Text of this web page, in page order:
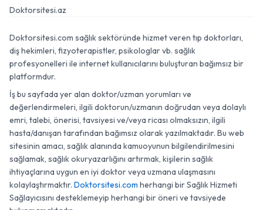
Doktorsitesi.az
Doktorsitesi.com sağlık sektöründe hizmet veren tıp doktorları,
diş hekimleri, fizyoterapistler, psikologlar vb. sağlık
profesyonelleri ile internet kullanıcılarını buluşturan bağımsız bir
platformdur.
İş bu sayfada yer alan doktor/uzman yorumları ve
değerlendirmeleri, ilgili doktorun/uzmanın doğrudan veya dolaylı
emri, talebi, önerisi, tavsiyesi ve/veya ricası olmaksızın, ilgili
hasta/danışan tarafından bağımsız olarak yazılmaktadır. Bu web
sitesinin amacı, sağlık alanında kamuoyunun bilgilendirilmesini
sağlamak, sağlık okuryazarlığını artırmak, kişilerin sağlık
ihtiyaçlarına uygun en iyi doktor veya uzmana ulaşmasını
kolaylaştırmaktır. Doktorsitesi.com herhangi bir Sağlık Hizmeti
Sağlayıcısını desteklemeyip herhangi bir öneri ve tavsiyede